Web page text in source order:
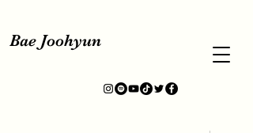
Bae Joohyun